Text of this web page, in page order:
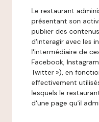
Le restaurant
présentant son
publier des
d'interagir avec les
l'intermédiaire de
Facebook,
Twitter »), en
effectivement
lesquels le
d'une page qu'il